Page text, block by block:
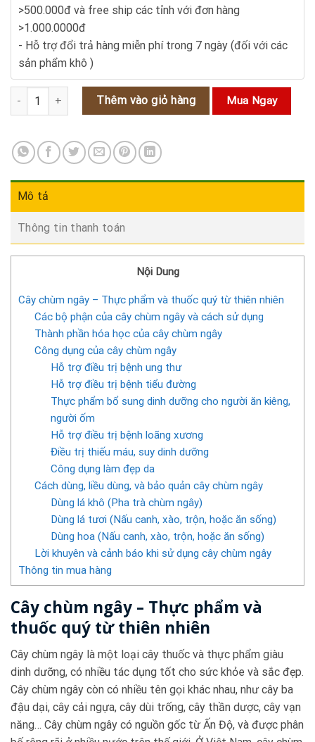
>500.000đ và free ship các tỉnh với đơn hàng
>1.000.0000đ
- Hỗ trợ đổi trả hàng miễn phí trong 7 ngày (đối với các
sản phẩm khô )
Cây chùm ngây - Thực phẩm và thuốc quý từ thiên nhiên số lượng
Thêm vào giỏ hàng Mua Ngay
Mô tả
Thông tin thanh toán
Nội Dung
Cây chùm ngây – Thực phẩm và thuốc quý từ thiên nhiên
Các bộ phận của cây chùm ngây và cách sử dụng
Thành phần hóa học của cây chùm ngây
Công dụng của cây chùm ngây
Hỗ trợ điều trị bệnh ung thư
Hỗ trợ điều trị bệnh tiểu đường
Thực phẩm bổ sung dinh dưỡng cho người ăn kiêng,
người ốm
Hỗ trợ điều trị bệnh loãng xương
Điều trị thiếu máu, suy dinh dưỡng
Công dụng làm đẹp da
Cách dùng, liều dùng, và bảo quản cây chùm ngây
Dùng lá khô (Pha trà chùm ngây)
Dùng lá tươi (Nấu canh, xào, trộn, hoặc ăn sống)
Dùng hoa (Nấu canh, xào, trộn, hoặc ăn sống)
Lời khuyên và cảnh báo khi sử dụng cây chùm ngây
Thông tin mua hàng
Cây chùm ngây – Thực phẩm và
thuốc quý từ thiên nhiên
Cây chùm ngây là một loại cây thuốc và thực phẩm giàu
dinh dưỡng, có nhiều tác dụng tốt cho sức khỏe và sắc đẹp.
Cây chùm ngây còn có nhiều tên gọi khác nhau, như cây ba
đậu dại, cây cải ngựa, cây dùi trống, cây thần dược, cây vạn
năng… Cây chùm ngây có nguồn gốc từ Ấn Độ, và được phân